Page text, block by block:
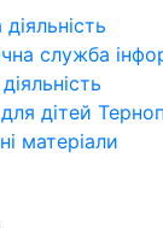
служба
для дітей
матеріали